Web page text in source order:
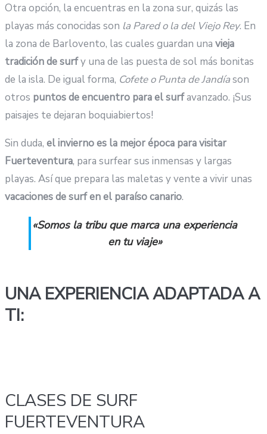
Otra opción, la encuentras en la zona sur, quizás las
playas más conocidas son la Pared o la del Viejo Rey. En
la zona de Barlovento, las cuales guardan una vieja
tradición de surfy una de las puesta de sol más bonitas
de la isla. De igual forma, Cofete o Punta de Jandíason
otros puntos de encuentro para el surfavanzado. ¡Sus
paisajes te dejaran boquiabiertos!
Sin duda, el invierno es la mejor época para visitar
Fuerteventura, para surfear sus inmensas y largas
playas. Así que prepara las maletas y vente a vivir unas
vacaciones de surfen el paraíso canario.
«Somos la tribu que marca una experiencia
en tu viaje»
UNA EXPERIENCIA ADAPTADA A
TI:
CLASES DE SURF
FUERTEVENTURA